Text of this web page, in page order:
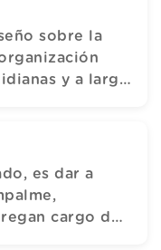
sobre la
y a largo
es dar a
cargo de